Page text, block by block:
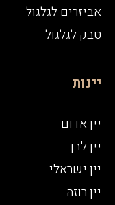
אביזרים לגלגול
טבק לגלגול
יינות
יין אדום
יין לבן
יין ישראלי
יין רוזה